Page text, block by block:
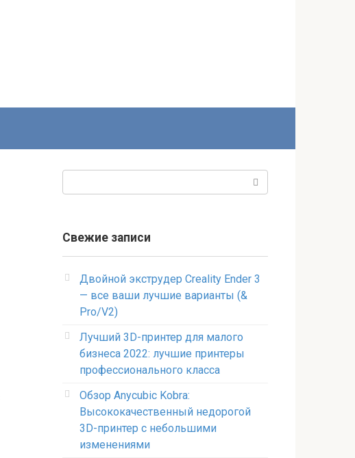
Свежие записи
Двойной экструдер Creality Ender 3
— все ваши лучшие варианты (&
Pro/V2)
Лучший 3D-принтер для малого
бизнеса 2022: лучшие принтеры
профессионального класса
Обзор Anycubic Kobra:
Высококачественный недорогой
3D-принтер с небольшими
изменениями